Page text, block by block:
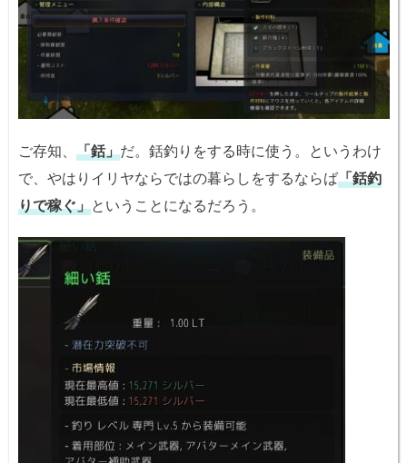
ご存知、 「銛」だ。銛釣りをする時に使う。というわけ
で、やはりイリヤならではの暮らしをするならば「銛釣
りで稼ぐ」ということになるだろう。